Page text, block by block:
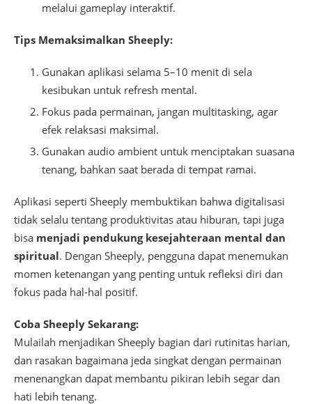
melalui gameplay interaktif.
Tips Memaksimalkan Sheeply:
Gunakan aplikasi selama 5–10 menit di sela
kesibukan untuk refresh mental.
Fokus pada permainan, jangan multitasking, agar
efek relaksasi maksimal.
Gunakan audio ambient untuk menciptakan suasana
tenang, bahkan saat berada di tempat ramai.
Aplikasi seperti Sheeply membuktikan bahwa digitalisasi
tidak selalu tentang produktivitas atau hiburan, tapi juga
bisa menjadi pendukung kesejahteraan mental dan
spiritual. Dengan Sheeply, pengguna dapat menemukan
momen ketenangan yang penting untuk refleksi diri dan
fokus pada hal-hal positif.
Coba Sheeply Sekarang:
Mulailah menjadikan Sheeply bagian dari rutinitas harian,
dan rasakan bagaimana jeda singkat dengan permainan
menenangkan dapat membantu pikiran lebih segar dan
hati lebih tenang.